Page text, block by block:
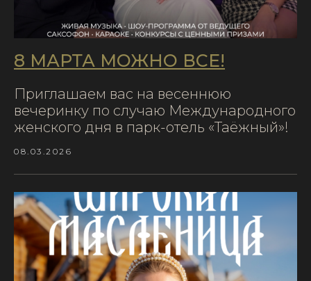
8 МАРТА МОЖНО ВСЁ!
Приглашаем вас на весеннюю
вечеринку по случаю Международного
женского дня в парк-отель «Таёжный»!
08.03.2026